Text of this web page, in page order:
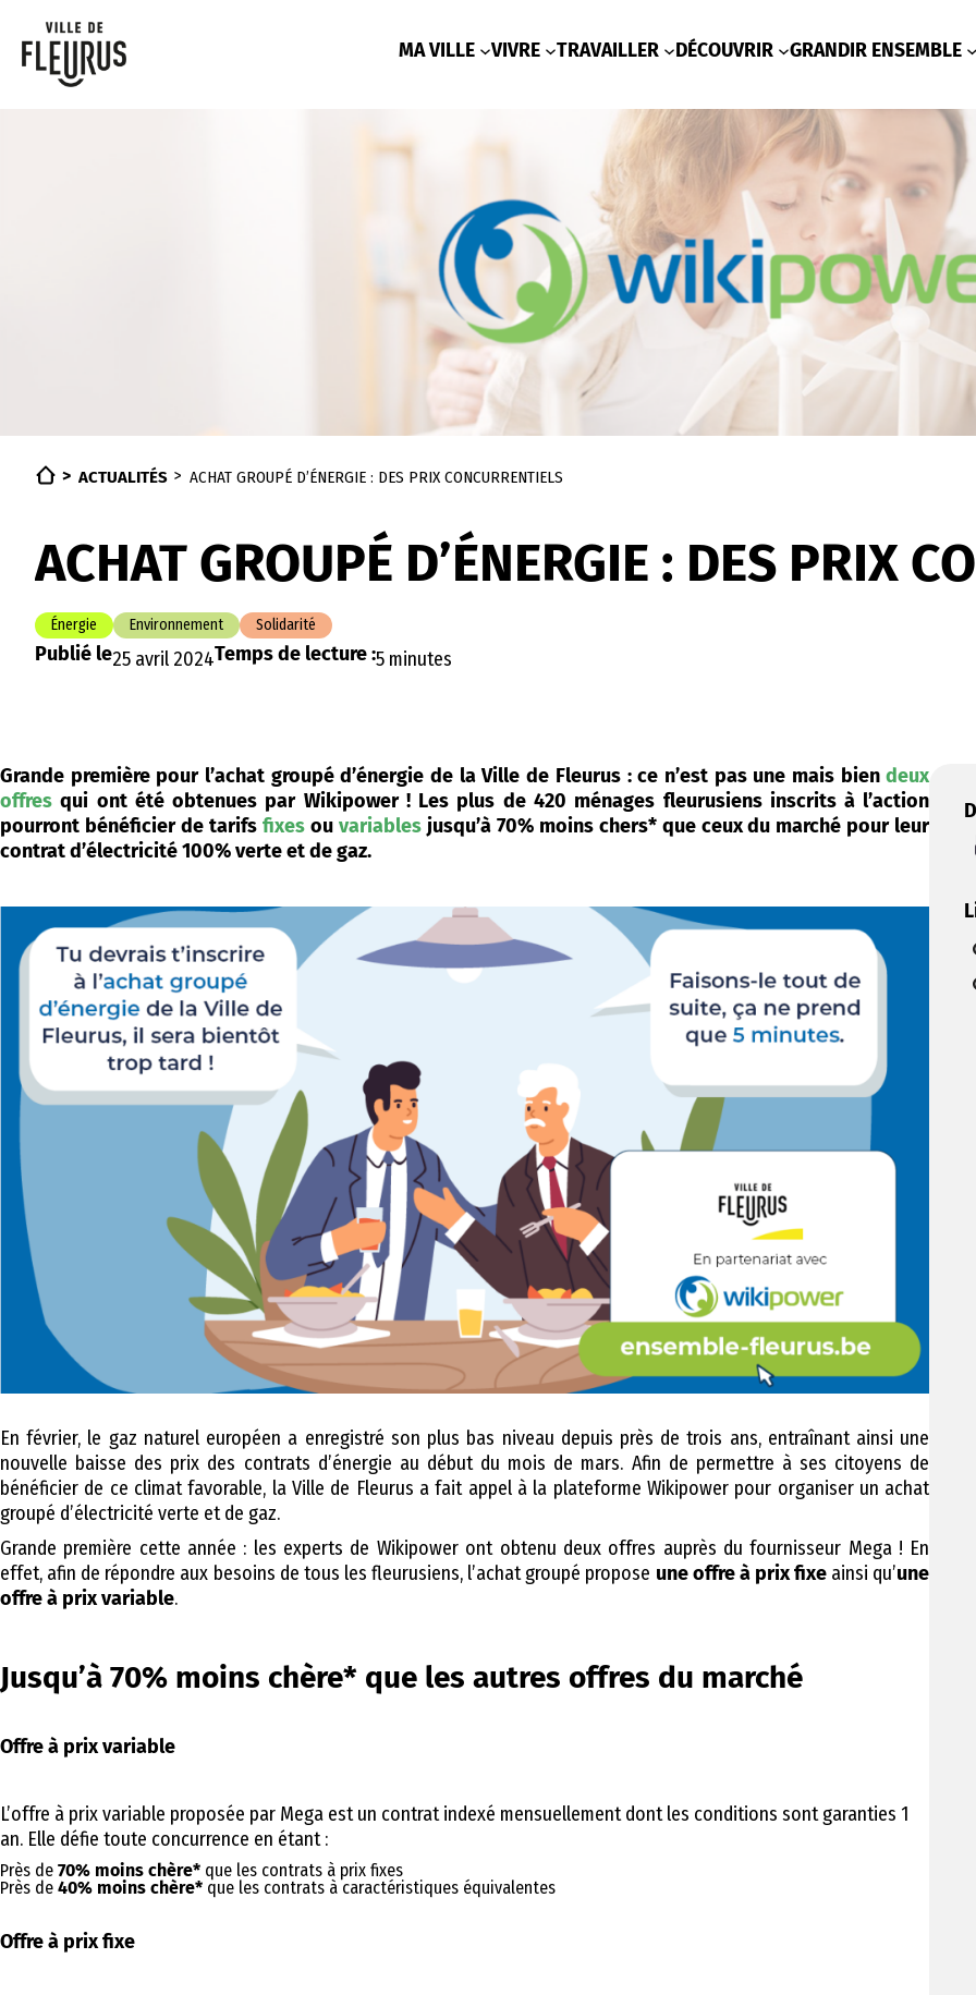
contenu
MA VILLE VIVRE TRAVAILLER DÉCOUVRIR GRANDIR ENSEMBLE
ACTUALITÉS ACHAT GROUPÉ D’ÉNERGIE : DES PRIX CONCURRENTIELS
ACHAT GROUPÉ D’ÉNERGIE : DES PRIX
Énergie Environnement Solidarité
Publié le25 avril 2024Temps de lecture :5 minutes
Grande première pour l’achat groupé d’énergie de la Ville de Fleurus : ce n’est pas une mais biendeux
offres qui ont été obtenues par Wikipower ! Les plus de 420 ménages fleurusiens inscrits à l’action
pourront bénéficier de tarifs fixesou variablesjusqu’à 70% moins chers* que ceux du marché pour leur
contrat d’électricité 100% verte et de gaz.
En février, le gaz naturel européen a enregistré son plus bas niveau depuis près de trois ans, entraînant ainsi une
nouvelle baisse des prix des contrats d’énergie au début du mois de mars. Afin de permettre à ses citoyens de
bénéficier de ce climat favorable, la Ville de Fleurus a fait appel à la plateforme Wikipower pour organiser un achat
groupé d’électricité verte et de gaz.
Grande première cette année : les experts de Wikipower ont obtenu deux offres auprès du fournisseur Mega ! En
effet, afin de répondre aux besoins de tous les fleurusiens, l’achat groupé propose une offre à prix fixe ainsi qu’une
offre à prix variable.
Jusqu’à 70% moins chère* que les autres offres du marché
Offre à prix variable
L’offre à prix variable proposée par Mega est un contrat indexé mensuellement dont les conditions sont garanties 1
an. Elle défie toute concurrence en étant :
Près de 70% moins chère* que les contrats à prix fixes
Près de 40% moins chère* que les contrats à caractéristiques équivalentes
Offre à prix fixe